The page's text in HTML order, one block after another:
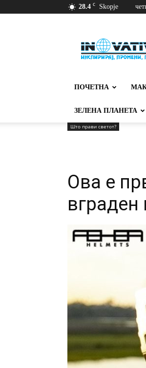
28.4 C Skopje
ПОЧЕТНА
ЗЕЛЕНА ПЛАНЕТА
Што прави светот?
Ова е